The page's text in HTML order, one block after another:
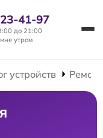
41-97
до 21:00
мне утром
устройств